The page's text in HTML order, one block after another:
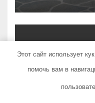
Кузовной
ремонт
Этот сайт использует
помочь вам в